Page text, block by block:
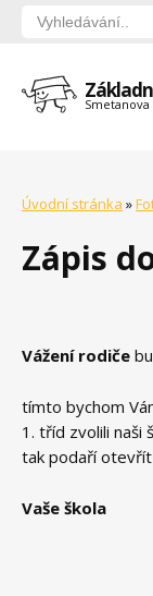
Úvodní stránka »
Zápis
Vážení rodiče
tímto bychom
1. tříd zvolili naši
tak podaří otevřít
Vaše škola